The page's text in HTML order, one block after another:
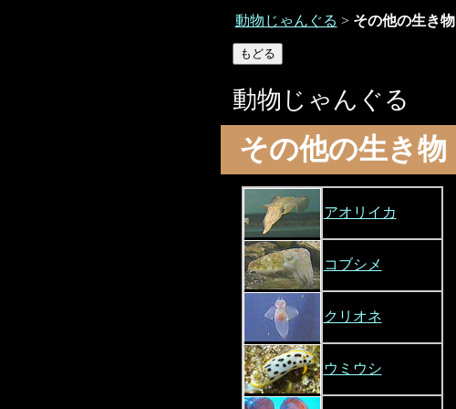
動物じゃんぐる > その他の生き物
動物じゃんぐる
その他の生き物
アオリイカ
コブシメ
クリオネ
ウミウシ